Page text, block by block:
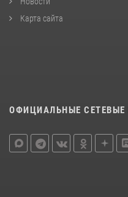
Карта сайта
ОФИЦИАЛЬНЫЕ СЕТЕВЫЕ